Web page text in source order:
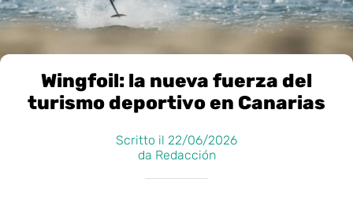
Wingfoil: la nueva fuerza del
turismo deportivo en Canarias
Scritto il 22/06/2026
da Redacción